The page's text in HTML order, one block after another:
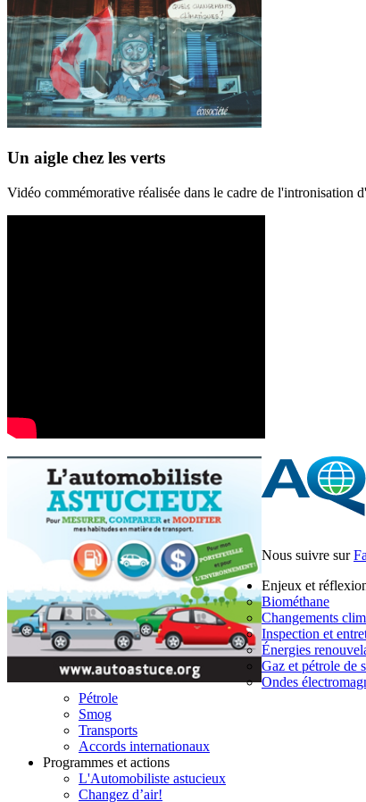
Un aigle chez les verts
Vidéo commémorative réalisée dans le cadre de l'intronisation
Nous suivre sur
Enjeux et
Biométhane
Changements
Inspection et
Énergies
Gaz et pétrole de
Ondes
Pétrole
Smog
Transports
Accords internationaux
Programmes et actions
L'Automobiliste astucieux
Changez d’air!